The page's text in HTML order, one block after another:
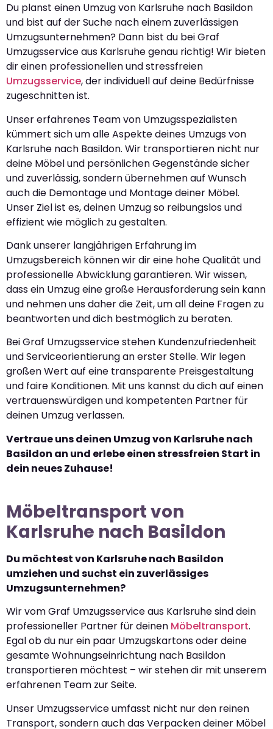
Du planst einen Umzug von Karlsruhe nach Basildon
und bist auf der Suche nach einem zuverlässigen
Umzugsunternehmen? Dann bist du bei Graf
Umzugsservice aus Karlsruhe genau richtig! Wir bieten
dir einen professionellen und stressfreien
Umzugsservice, der individuell auf deine Bedürfnisse
zugeschnitten ist.
Unser erfahrenes Team von Umzugsspezialisten
kümmert sich um alle Aspekte deines Umzugs von
Karlsruhe nach Basildon. Wir transportieren nicht nur
deine Möbel und persönlichen Gegenstände sicher
und zuverlässig, sondern übernehmen auf Wunsch
auch die Demontage und Montage deiner Möbel.
Unser Ziel ist es, deinen Umzug so reibungslos und
effizient wie möglich zu gestalten.
Dank unserer langjährigen Erfahrung im
Umzugsbereich können wir dir eine hohe Qualität und
professionelle Abwicklung garantieren. Wir wissen,
dass ein Umzug eine große Herausforderung sein kann
und nehmen uns daher die Zeit, um all deine Fragen zu
beantworten und dich bestmöglich zu beraten.
Bei Graf Umzugsservice stehen Kundenzufriedenheit
und Serviceorientierung an erster Stelle. Wir legen
großen Wert auf eine transparente Preisgestaltung
und faire Konditionen. Mit uns kannst du dich auf einen
vertrauenswürdigen und kompetenten Partner für
deinen Umzug verlassen.
Vertraue uns deinen Umzug von Karlsruhe nach
Basildon an und erlebe einen stressfreien Start in
dein neues Zuhause!
Möbeltransport von
Karlsruhe nach Basildon
Du möchtest von Karlsruhe nach Basildon
umziehen und suchst ein zuverlässiges
Umzugsunternehmen?
Wir vom Graf Umzugsservice aus Karlsruhe sind dein
professioneller Partner für deinen Möbeltransport.
Egal ob du nur ein paar Umzugskartons oder deine
gesamte Wohnungseinrichtung nach Basildon
transportieren möchtest – wir stehen dir mit unserem
erfahrenen Team zur Seite.
Unser Umzugsservice umfasst nicht nur den reinen
Transport, sondern auch das Verpacken deiner Möbel